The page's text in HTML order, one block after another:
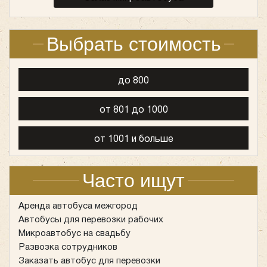
Выбрать стоимость
до 800
от 801 до 1000
от 1001 и больше
Часто ищут
Аренда автобуса межгород
Автобусы для перевозки рабочих
Микроавтобус на свадьбу
Развозка сотрудников
Заказать автобус для перевозки
Neoplan N116 Cityliner 50 мест
Количество мест:
Цена от:
перевозки, а также технический паспорт и
свидетельство о прохождении техосмотра. Все эти
подтверждает готовность транспорта к
Mercedes Sprinter Classic